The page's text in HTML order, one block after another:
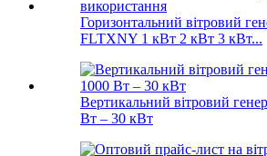
Горизонтальний вітровий
FLTXNY 1 кВт 2 кВт 3 кВт...
Вертикальний вітровий
Вт – 30 кВт